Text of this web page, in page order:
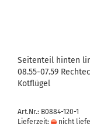
Seitenteil hinten
08.55-07.59
Kotflügel
Art.Nr.: B0884-120-1
Lieferzeit:
nicht